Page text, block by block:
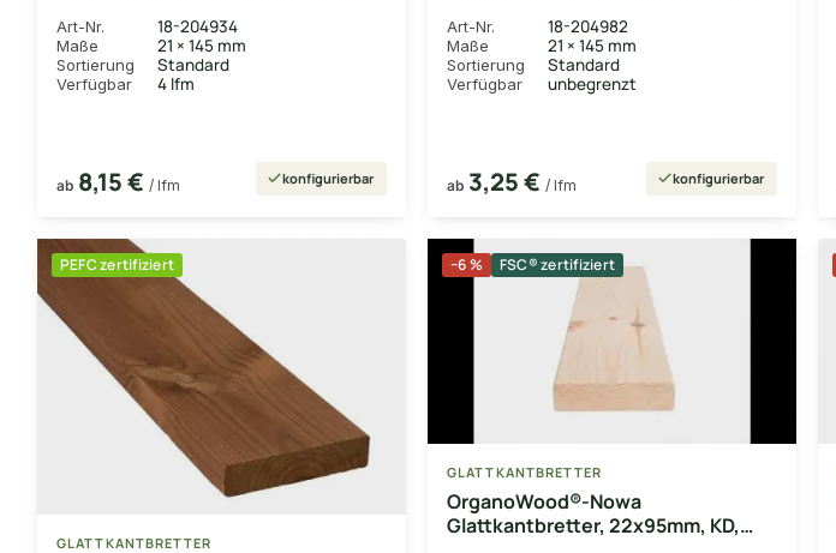
Art-Nr. 18-204934
Maße 21 × 145 mm
Sortierung Standard
Verfügbar 4 lfm
ab 8,15 € / lfm konfigurierbar
Art-Nr. 18-204982
Maße 21 × 145 mm
Sortierung Standard
Verfügbar unbegrenzt
ab 3,25 € / lfm konfigurierbar
PEFC zertifiziert
GLATTKANTBRETTER
−6 % FSC® zertifiziert
GLATTKANTBRETTER
OrganoWood®-Nowa
Glattkantbretter, 22x95mm, KD,